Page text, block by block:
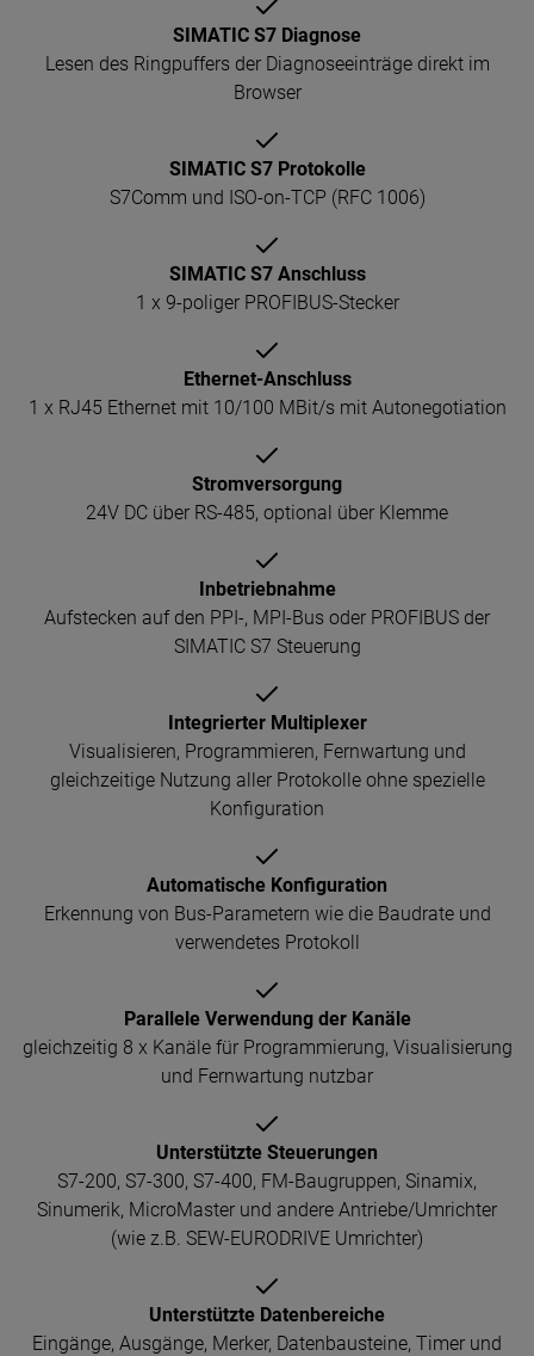
SIMATIC S7 Diagnose
Lesen des Ringpuffers der Diagnoseeinträge direkt im
Browser
SIMATIC S7 Protokolle
S7Comm und ISO-on-TCP (RFC 1006)
SIMATIC S7 Anschluss
1 x 9-poliger PROFIBUS-Stecker
Ethernet-Anschluss
1 x RJ45 Ethernet mit 10/100 MBit/s mit Autonegotiation
Stromversorgung
24V DC über RS-485, optional über Klemme
Inbetriebnahme
Aufstecken auf den PPI-, MPI-Bus oder PROFIBUS der
SIMATIC S7 Steuerung
Integrierter Multiplexer
Visualisieren, Programmieren, Fernwartung und
gleichzeitige Nutzung aller Protokolle ohne spezielle
Konfiguration
Automatische Konfiguration
Erkennung von Bus-Parametern wie die Baudrate und
verwendetes Protokoll
Parallele Verwendung der Kanäle
gleichzeitig 8 x Kanäle für Programmierung, Visualisierung
und Fernwartung nutzbar
Unterstützte Steuerungen
S7-200, S7-300, S7-400, FM-Baugruppen, Sinamix,
Sinumerik, MicroMaster und andere Antriebe/Umrichter
(wie z.B. SEW-EURODRIVE Umrichter)
Unterstützte Datenbereiche
Eingänge, Ausgänge, Merker, Datenbausteine, Timer und